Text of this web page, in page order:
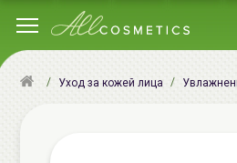
Уход за кожей лица